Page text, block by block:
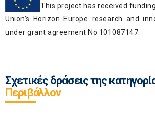
This project has received
Union’s Horizon Europe research and
under grant agreement No 101087147.
Σχετικές δράσεις της
Περιβάλλον